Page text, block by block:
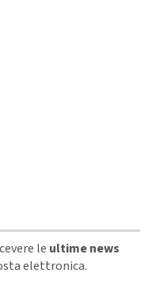
le ultime news
elettronica.